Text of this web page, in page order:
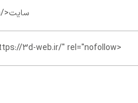
سایت</a>
<a href="https://3d-web.ir/" rel="nofollow">لینک سایت</a>